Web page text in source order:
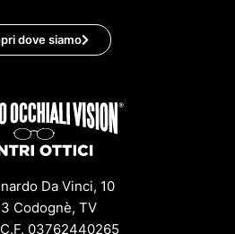
dove siamo
Da Vinci, 10
Codognè, TV
C.F. 03762440265